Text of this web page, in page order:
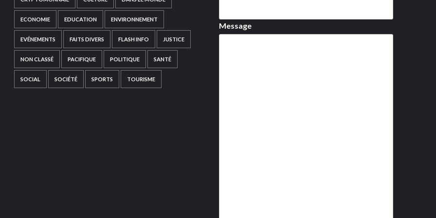
ECONOMIE EDUCATION ENVIRONNEMENT
EVÉNEMENTS FAITS DIVERS FLASH INFO JUSTICE
NON CLASSÉ PACIFIQUE POLITIQUE SANTÉ
SOCIAL SOCIÉTÉ SPORTS TOURISME
Message